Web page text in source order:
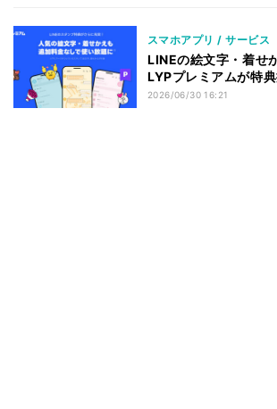
スマホアプリ / サービス
LINEの絵文字・着せ
LYPプレミアムが特
2026/06/30 16:21